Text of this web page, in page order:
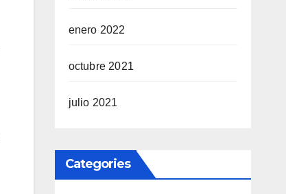
enero 2022
octubre 2021
julio 2021
Categories